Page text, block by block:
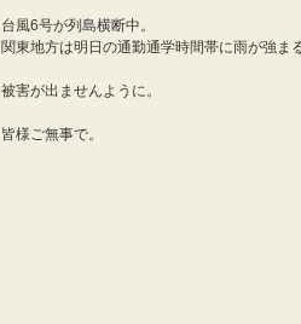
台風6号が列島横断中。
関東地方は明日の通勤通学時間帯に雨が強ま
被害が出ませんように。
皆様ご無事で。